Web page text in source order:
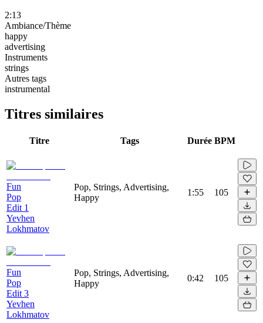
2:13
Ambiance/Thème
happy
advertising
Instruments
strings
Autres tags
instrumental
Titres similaires
Titre Tags Durée BPM
Fun
Pop
Edit 1
Yevhen
Lokhmatov
Pop, Strings, Advertising,
Happy
1:55 105
Fun
Pop
Edit 3
Yevhen
Lokhmatov
Pop, Strings, Advertising,
Happy
0:42 105